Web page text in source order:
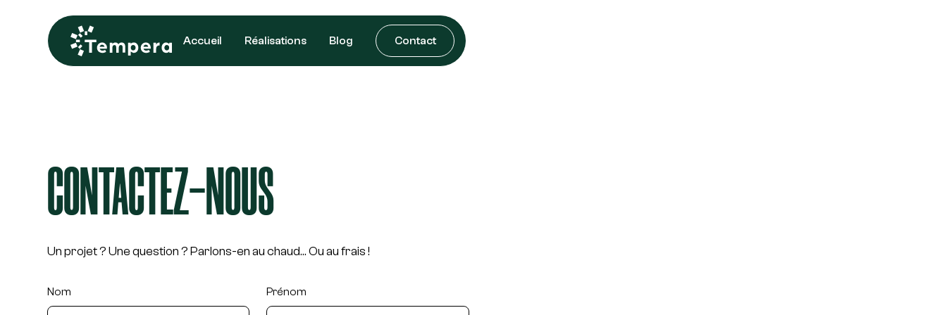
Accueil Réalisations Blog Contact
CONTACTEZ-NOUS
Un projet ? Une question ? Parlons-en au chaud... Ou au frais !
Nom Prénom